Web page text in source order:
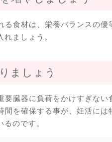
る食材は、栄養バランスの
ましょう。
ましょう
要臓器に負荷をかけすぎな
間を確保する事が、妊活に
のです。